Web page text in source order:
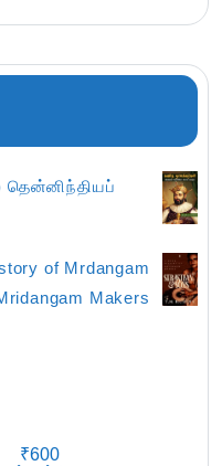
of Mrdangam
Makers
₹600